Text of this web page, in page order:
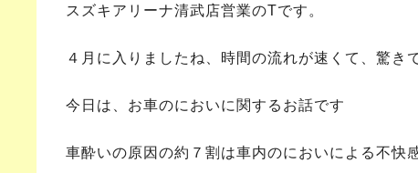
スズキアリーナ清武店営業のTです。
４月に入りましたね、時間の流れが速くて、驚き
今日は、お車のにおいに関するお話です
車酔いの原因の約７割は車内のにおいによる不快